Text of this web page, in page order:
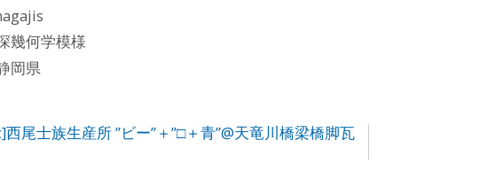
幾何学模様
岡県
西尾士族生産所 ”ビー”＋”□＋青”@天竜川橋梁橋脚瓦